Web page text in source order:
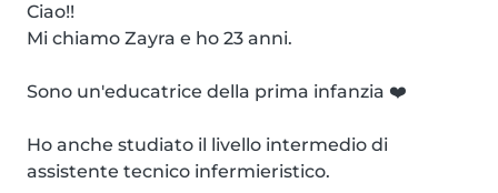
Ciao!!
Mi chiamo Zayra e ho 23 anni.
Sono un'educatrice della prima infanzia ❤️
Ho anche studiato il livello intermedio di
assistente tecnico infermieristico.